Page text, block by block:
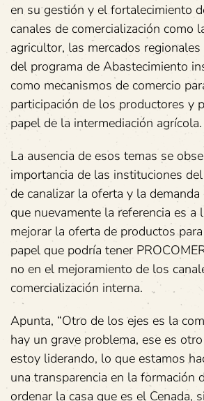
en su gestión y el fortalecimiento
canales de comercialización como
agricultor, las mercados
del programa de Abastecimiento
como mecanismos de comercio
participación de los productores y
papel de la intermediación agrícola.
La ausencia de esos temas se
importancia de las instituciones
de canalizar la oferta y la
que nuevamente la referencia es a
mejorar la oferta de productos
papel que podría tener
no en el mejoramiento de los
comercialización interna.
Apunta, “Otro de los ejes es la
hay un grave problema, ese es
estoy liderando, lo que estamos
una transparencia en la formación
ordenar la casa que es el Cenada,